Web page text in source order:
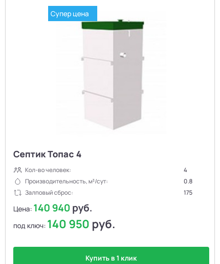
Супер цена
Септик Топас 4
Кол-во человек:
4
Производительность, м³/сут:
0.8
Залповый сброс:
175
Цена: 140 940 руб.
под ключ: 140 950 руб.
Купить в 1 клик